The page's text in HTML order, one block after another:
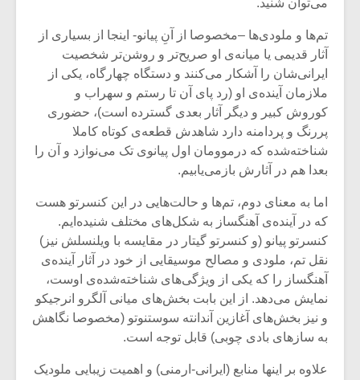
تم‌ها و ملودی‌ها –مخصوصا از آنِ پیانو- اینجا از بسیاری از
آثار قدیمی یا میانه‌ی او صریح‌تر و روشن‌تر شخصیت
ایرانی‌شان را آشکار می‌کنند و دستگاه چهارگاه، یکی از
ملازمان آینده‌ی او (رد پای آن تا رستم و سهراب و
کوروش کبیر و دیگر آثار بعدی گسترده است)، حضوری
پررنگ و پردامنه دارد شاهدش قطعه‌ی کوتاه کاملا
شناخته‌شده که درموومان اول پیانوی تک می‌نوازد و آن را
بعدا هم در آثارش بازمی‌یابیم.
اما به معنای دوم، تم‌ها و حالت‌هایی در این کنسرتو هست
که در آینده‌ی آهنگساز به شکل‌های مختلف شنیده‌ایم.
کنسرتو پیانو (و کنسرتو گیتار در مقایسه با ویلنسلش نیز)
نقل تم، ملودی و مصالح موسیقایی از خود در آثار آینده‌ی
آهنگساز را که یکی از ویژگی‌های شناخته‌شده‌ی اوست،
نمایش می‌دهد. از این بابت بخش‌های میانی آلگرو انرجیکو
و نیز بخش‌های آغازین آندانته سوستنوتو (مخصوصا نگاهش
به سازهای بادی چوبی) قابل توجه است.
علاوه بر اینها منابع (ایرانی-ارمنی) و اهمیت زیبایی ملودیک
میکلوش روژا
یادداشتی بر موسیقی
متن فیلم «متری
شیش و نیم»
اگر نمی توانی
بدنام ترین باش
دوره
موسیقی
برگزار